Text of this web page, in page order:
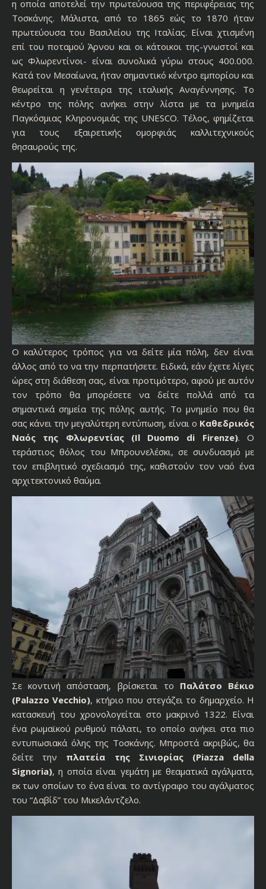
η οποία αποτελεί την πρωτεύουσα της περιφέρειας της
Τοσκάνης. Μάλιστα, από το 1865 εώς το 1870 ήταν
πρωτεύουσα του Βασιλείου της Ιταλίας. Είναι χτισμένη
επί του ποταμού Άρνου και οι κάτοικοι της-γνωστοί και
ως Φλωρεντίνοι- είναι συνολικά γύρω στους 400.000.
Κατά τον Μεσαίωνα, ήταν σημαντικό κέντρο εμπορίου και
θεωρείται η γενέτειρα της ιταλικής Αναγέννησης. Το
κέντρο της πόλης ανήκει στην λίστα με τα μνημεία
Παγκόσμιας Κληρονομιάς της UNESCO. Τέλος, φημίζεται
για τους εξαιρετικής ομορφιάς καλλιτεχνικούς
θησαυρούς της.
Ο καλύτερος τρόπος για να δείτε μία πόλη, δεν είναι
άλλος από το να την περπατήσετε. Ειδικά, εάν έχετε λίγες
ώρες στη διάθεση σας, είναι προτιμότερο, αφού με αυτόν
τον τρόπο θα μπορέσετε να δείτε πολλά από τα
σημαντικά σημεία της πόλης αυτής. Το μνημείο που θα
σας κάνει την μεγαλύτερη εντύπωση, είναι ο Καθεδρικός
Ναός της Φλωρεντίας (Il Duomo di Firenze). Ο
τεράστιος θόλος του Μπρουνελέσκι, σε συνδυασμό με
τον επιβλητικό σχεδιασμό της, καθιστούν τον ναό ένα
αρχιτεκτονικό θαύμα.
Σε κοντινή απόσταση, βρίσκεται το Παλάτσο Βέκιο
(Palazzo Vecchio), κτήριο που στεγάζει το δημαρχείο. Η
κατασκευή του χρονολογείται στο μακρινό 1322. Είναι
ένα ρωμαϊκού ρυθμού πάλατι, το οποίο ανήκει στα πιο
εντυπωσιακά όλης της Τοσκάνης. Μπροστά ακριβώς, θα
δείτε την πλατεία της Σινιορίας (Piazza della
Signoria), η οποία είναι γεμάτη με θεαματικά αγάλματα,
εκ των οποίων το ένα είναι το αντίγραφο του αγάλματος
του “Δαβίδ” του Μικελάντζελο.